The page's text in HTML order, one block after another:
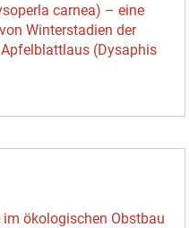
carnea) – eine
Winterstadien der
(Dysaphis
ökologischen Obstbau